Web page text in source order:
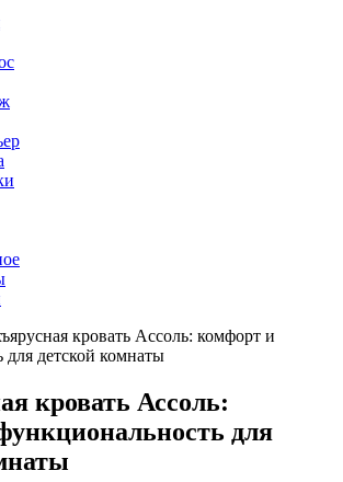
кровать Ассоль: комфорт и
детской комнаты
кровать Ассоль:
для